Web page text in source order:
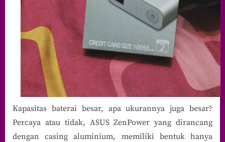
Kapasitas baterai besar, apa ukurannya juga besar?
Percaya atau tidak, ASUS ZenPower yang dirancang
dengan casing aluminium, memiliki bentuk hanya